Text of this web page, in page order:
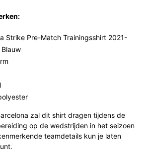
Strike Pre-Match Trainingsshirt 2021-
zal dit shirt dragen tijdens de
op de wedstrijden in het seizoen
teamdetails kun je laten